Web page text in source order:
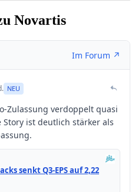
Novartis